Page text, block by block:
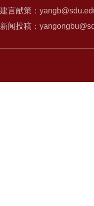
建言献策：
新闻投稿：